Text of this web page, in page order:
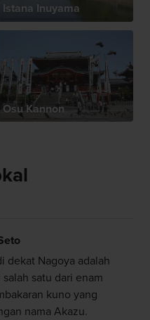
Istana Inuyama
Osu Kannon
dekat Nagoya adalah
satu dari enam
kuno yang
nama Akazu.